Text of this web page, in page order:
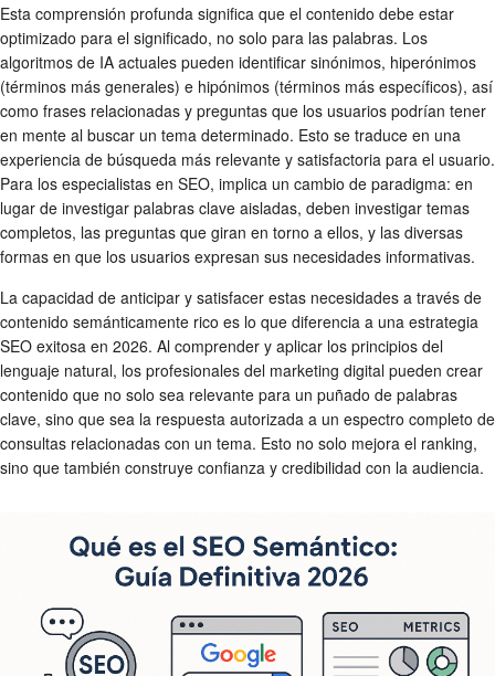
Esta comprensión profunda significa que el contenido debe estar
optimizado para el significado, no solo para las palabras. Los
algoritmos de IA actuales pueden identificar sinónimos, hiperónimos
(términos más generales) e hipónimos (términos más específicos), así
como frases relacionadas y preguntas que los usuarios podrían tener
en mente al buscar un tema determinado. Esto se traduce en una
experiencia de búsqueda más relevante y satisfactoria para el usuario.
Para los especialistas en SEO, implica un cambio de paradigma: en
lugar de investigar palabras clave aisladas, deben investigar temas
completos, las preguntas que giran en torno a ellos, y las diversas
formas en que los usuarios expresan sus necesidades informativas.
La capacidad de anticipar y satisfacer estas necesidades a través de
contenido semánticamente rico es lo que diferencia a una estrategia
SEO exitosa en 2026. Al comprender y aplicar los principios del
lenguaje natural, los profesionales del marketing digital pueden crear
contenido que no solo sea relevante para un puñado de palabras
clave, sino que sea la respuesta autorizada a un espectro completo de
consultas relacionadas con un tema. Esto no solo mejora el ranking,
sino que también construye confianza y credibilidad con la audiencia.